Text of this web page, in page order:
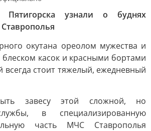
узнали о буднях
окутана ореолом мужества и
касок и красными бортами
всегда стоит тяжелый, ежедневный
завесу этой сложной, но
в специализированную
часть МЧС Ставрополья